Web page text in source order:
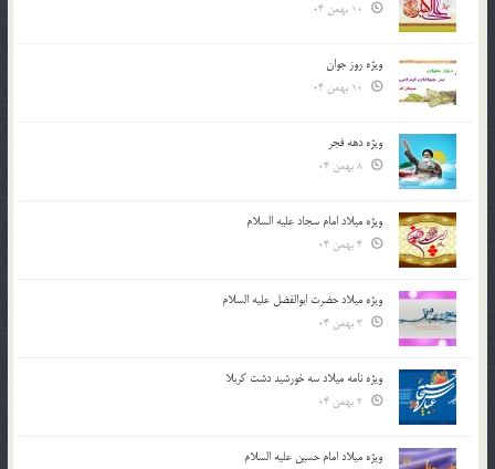
ویژه روز جوان
ویژه دهه فجر
ویژه میلاد امام سجاد علیه السلام
ویژه میلاد حضرت ابوالفضل علیه السلام
ویژه نامه میلاد سه خورشید دشت کربلا
ویژه میلاد امام حسین علیه السلام